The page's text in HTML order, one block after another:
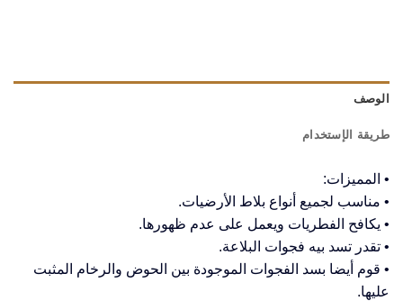
الوصف
طريقة الإستخدام
• المميزات:
• مناسب لجميع أنواع بلاط الأرضيات.
• يكافح الفطريات ويعمل على عدم ظهورها.
• تقدر تسد بيه فجوات البلاعة.
• قوم أيضا بسد الفجوات الموجودة بين الحوض والرخام المثبت
عليها.